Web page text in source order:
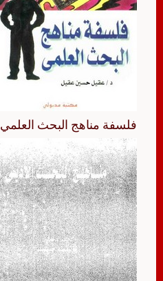
فلسفة مناهج البحث العلمي